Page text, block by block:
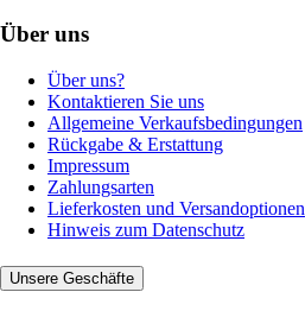
Über uns
Über uns?
Kontaktieren Sie uns
Allgemeine Verkaufsbedingungen
Rückgabe & Erstattung
Impressum
Zahlungsarten
Lieferkosten und Versandoptionen
Hinweis zum Datenschutz
Unsere Geschäfte